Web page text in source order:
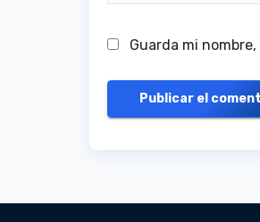
Guarda mi